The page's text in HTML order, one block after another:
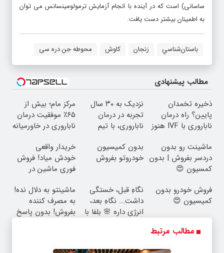
ساسانی) است که در آینده با انجام آزمایش ترمولومینسانس می ­توان
به اطمینان بیشتر دست یافت.
باستان‌شناسي زنجان کاوش محوطه جن دره سی
مطالب پیشنهادی
ذخیره تخمدان
پایین؟ راه درمان
ناباروری با IVF هنوز
نزدیک به ۳۰ سال
تجربه در درمان
ناباروری، با تیم
👩‍⚕️
مرکز مام؛ بیش از
۶۵٪ موفقیت درمان
ناباروری در خاورمیانه
ماشینت رو بدون
دردسر بفروش | بدون
کمسیون 😍
بدون کمیسیون
خودروتو بفروش
خریدار واقعی
خودش میاد! فروش
فوری ماشین در
فروش خودرو بدون
کمیسیون 😍
نگاهِ قبل، خستگی
داشت... نگاهِ بعد،
انرژی داره 🌸 بلفا با
ماشینتو به دلال نده!
به مصرف کننده
بفروش! بدون پاسخ
مطالب مرتبط